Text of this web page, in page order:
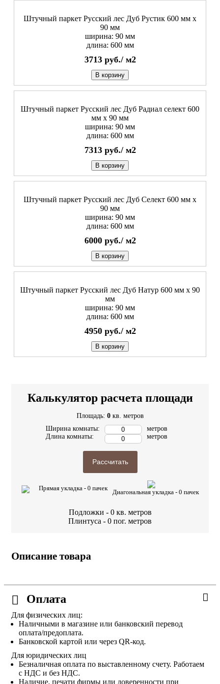
Штучный паркет Русский лес Дуб Рустик 600 мм х
90 мм
ширина: 90 мм
длина: 600 мм
3713 руб./ м2
В корзину
Штучный паркет Русский лес Дуб Радиал cелект 600
мм х 90 мм
ширина: 90 мм
длина: 600 мм
7313 руб./ м2
В корзину
Штучный паркет Русский лес Дуб Селект 600 мм х
90 мм
ширина: 90 мм
длина: 600 мм
6000 руб./ м2
В корзину
Штучный паркет Русский лес Дуб Натур 600 мм х 90
мм
ширина: 90 мм
длина: 600 мм
4950 руб./ м2
В корзину
Калькулятор расчета площади
Площадь: 0 кв. метров
Ширина комнаты:
Длина комнаты:
метров
метров
Рассчитать
Прямая укладка - 0 пачек
Диагональная укладка - 0 пачек
Подложки - 0 кв. метров
Плинтуса - 0 пог. метров
Описание товара
Оплата
Для физических лиц:
Наличными в магазине или банковский перевод
оплата/предоплата.
Банковской картой или через QR-код.
Для юридических лиц
Безналичная оплата по выставленному счету. Работаем
с НДС и без НДС.
Наличие, печати фирмы или доверенности при